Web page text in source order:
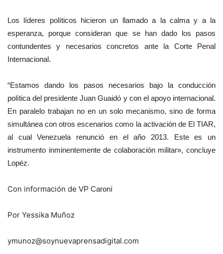
Los líderes políticos hicieron un llamado a la calma y a la
esperanza, porque consideran que se han dado los pasos
contundentes y necesarios concretos ante la Corte Penal
Internacional.
“Estamos dando los pasos necesarios bajo la conducción
política del presidente Juan Guaidó y con el apoyo internacional.
En paralelo trabajan no en un solo mecanismo, sino de forma
simultánea con otros escenarios como la activación de El TIAR,
al cual Venezuela renunció en el año 2013. Este es un
instrumento inminentemente de colaboración militar», concluye
Lopéz.
Con información de VP Caroní
Por Yessika Muñoz
ymunoz@soynuevaprensadigital.com